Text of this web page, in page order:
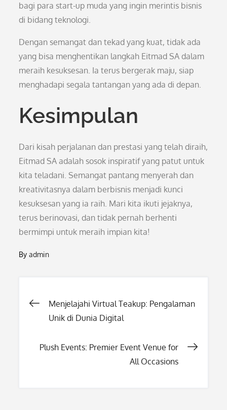
bagi para start-up muda yang ingin merintis bisnis
di bidang teknologi.
Dengan semangat dan tekad yang kuat, tidak ada
yang bisa menghentikan langkah Eitmad SA dalam
meraih kesuksesan. Ia terus bergerak maju, siap
menghadapi segala tantangan yang ada di depan.
Kesimpulan
Dari kisah perjalanan dan prestasi yang telah diraih,
Eitmad SA adalah sosok inspiratif yang patut untuk
kita teladani. Semangat pantang menyerah dan
kreativitasnya dalam berbisnis menjadi kunci
kesuksesan yang ia raih. Mari kita ikuti jejaknya,
terus berinovasi, dan tidak pernah berhenti
bermimpi untuk meraih impian kita!
Byadmin
Post
Menjelajahi Virtual Teakup: Pengalaman
Unik di Dunia Digital
Plush Events: Premier Event Venue for
All Occasions